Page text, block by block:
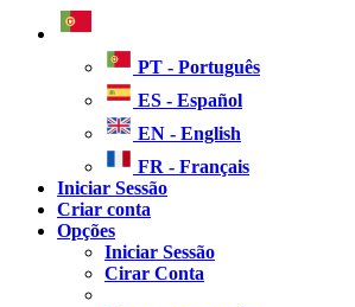
PT - Português
ES - Español
EN - English
FR - Français
Iniciar Sessão
Criar conta
Opções
Iniciar Sessão
Cirar Conta